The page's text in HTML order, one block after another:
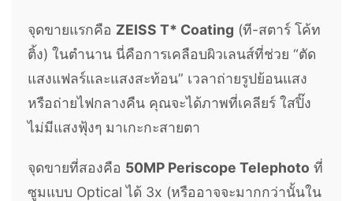
จุดขายแรกคือ ZEISS T* Coating (ที-สตาร์ โค้ท
ติ้ง) ในตำนาน นี่คือการเคลือบผิวเลนส์ที่ช่วย “ตัด
แสงแฟลร์และแสงสะท้อน” เวลาถ่ายรูปย้อนแสง
หรือถ่ายไฟกลางคืน คุณจะได้ภาพที่เคลียร์ ใสปิ๊ง
ไม่มีแสงฟุ้งๆ มาเกะกะสายตา
จุดขายที่สองคือ 50MP Periscope Telephoto ที่
ซูมแบบ Optical ได้ 3x (หรืออาจจะมากกว่านั้นใน